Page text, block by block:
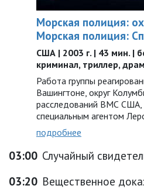
Морская полиция:
Морская полиция:
США | 2003 г. | 43 мин. |
криминал, триллер,
Работа группы
Вашингтоне, округ
расследований ВМС США,
специальным агентом
подробнее
03:00 Случайный
03:20 Вещественное